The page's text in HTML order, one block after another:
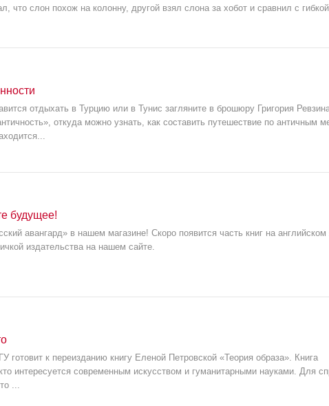
что слон похож на колонну, другой взял слона за хобот и сравнил с
отдыхать в Турцию или в Тунис загляните в брошюру Григория
откуда можно узнать, как составить путешествие по античным
будущее!
авангард» в нашем магазине! Скоро появится часть книг на английском
издательства на нашем сайте.
готовит к переизданию книгу Еленой Петровской «Теория образа». Книга
интересуется современным искусством и гуманитарными науками. Для
...